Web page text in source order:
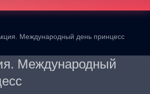
Международный день принцесс
Международный